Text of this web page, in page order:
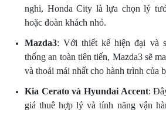
nghi, Honda City là lựa chọn lý
hoặc đoàn khách nhỏ.
Mazda3: Với thiết kế hiện đại và
thống an toàn tiên tiến, Mazda3 sẽ
và thoải mái nhất cho hành trình của
Kia Cerato và Hyundai Accent:
giá thuê hợp lý và tính năng vận